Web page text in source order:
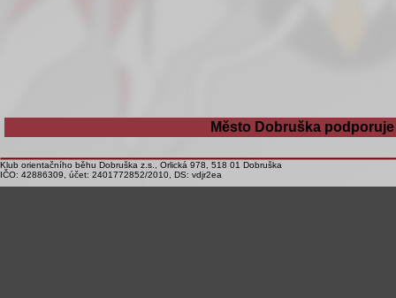
Město Dobruška
Klub orientačního běhu Dobruška z.s., Orlická 978, 518 01 Dobruška
IČO: 42886309, účet: 2401772852/2010, DS: vdjr2ea